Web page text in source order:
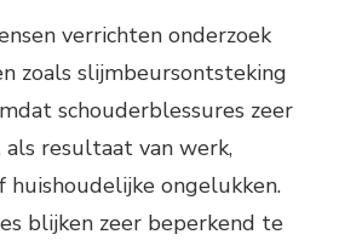
verrichten onderzoek
zoals slijmbeursontsteking
schouderblessures zeer
als resultaat van werk,
huishoudelijke ongelukken.
blijken zeer beperkend te